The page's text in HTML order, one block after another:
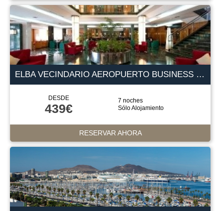
ELBA VECINDARIO AEROPUERTO BUSINESS & CONVENTION 4 ESTRELLAS
DESDE
439€
7 noches
Sólo Alojamiento
RESERVAR AHORA